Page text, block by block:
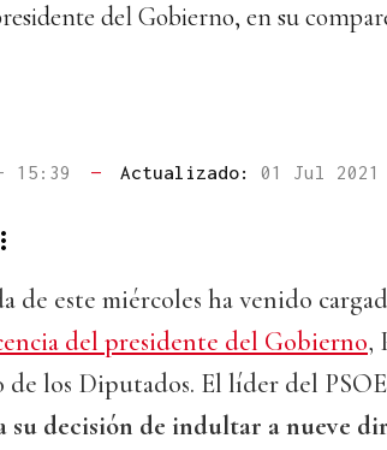
del Gobierno, en su
15:39 — Actualizado: 01 Jul
de este miércoles ha venido
del presidente del Gobierno,
de los Diputados. El líder del PSOE
su decisión de indultar a nueve